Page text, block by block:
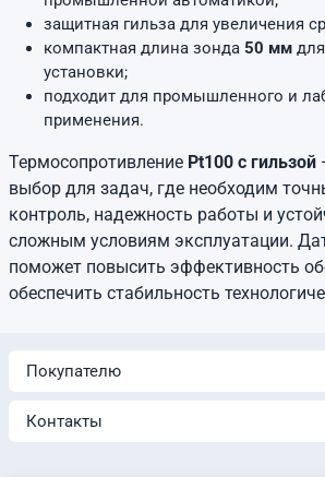
защитная гильза для увеличения
компактная длина зонда 50 мм
установки;
подходит для промышленного и
применения.
Термосопротивление Pt100 с гильзой
выбор для задач, где необходим
контроль, надежность работы и
сложным условиям эксплуатации.
поможет повысить эффективность
обеспечить стабильность
Покупателю
Контакты